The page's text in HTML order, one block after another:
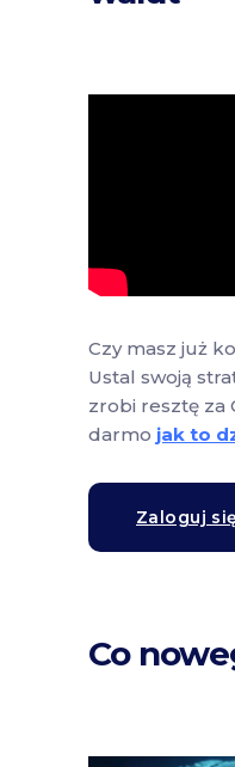
Czy masz już
Ustal swoją
zrobi resztę za
darmo jak to
Zaloguj
Co